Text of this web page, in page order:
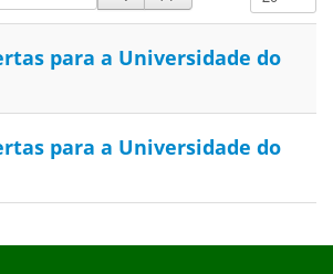
para a Universidade do
para a Universidade do